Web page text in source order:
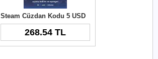
Steam Cüzdan Kodu 5 USD
268.54 TL